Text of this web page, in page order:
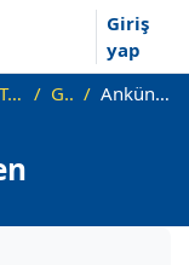
Giriş
yap
vhb - Grundbegriffe der Textlinguistik - Demo Genel Ankündigungen